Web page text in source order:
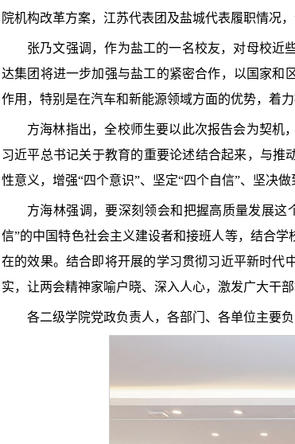
院机构改革方案，江苏代表团及盐城代表履职情况
张乃文强调，作为盐工的一名校友，对母校近
达集团将进一步加强与盐工的紧密合作，以国家和
作用，特别是在汽车和新能源领域方面的优势，着
方海林指出，全校师生要以此次报告会为契机
习近平总书记关于教育的重要论述结合起来，与推
性意义，增强“四个意识”、坚定“四个自信”、坚决
方海林强调，要深刻领会和把握高质量发展
信”的中国特色社会主义建设者和接班人等，结合
在的效果。结合即将开展的学习贯彻习近平新时代
实，让两会精神家喻户晓、深入人心，激发广大干
各二级学院党政负责人，各部门、各单位主要负